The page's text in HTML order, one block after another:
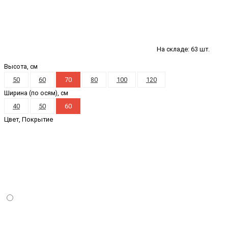
На складе: 63 шт.
Высота, см
50
60 70 80 100
120
Ширина (по осям), см
40
50
60
Цвет, Покрытие